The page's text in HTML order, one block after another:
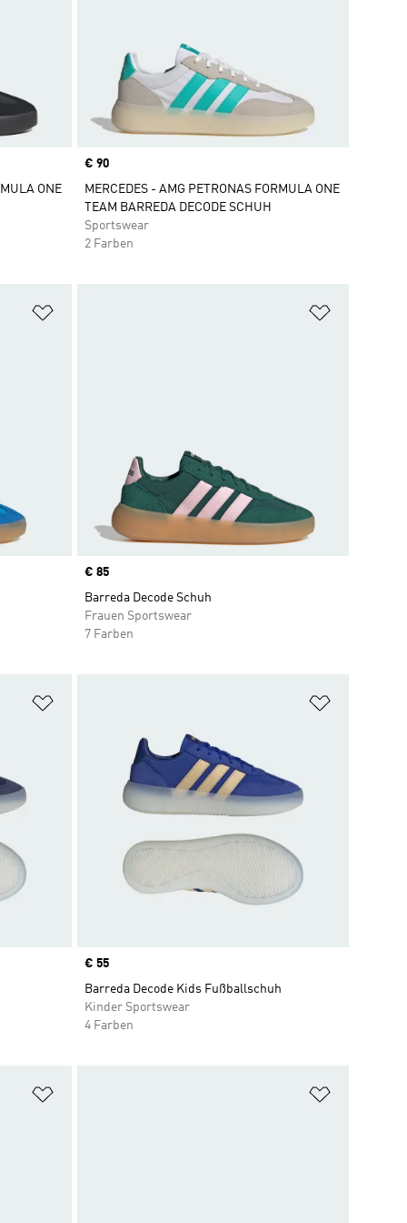
ONE
Price
€ 90
MERCEDES - AMG PETRONAS FORMULA ONE
TEAM BARREDA DECODE SCHUH
Sportswear
2 Farben
Price
€ 85
Barreda Decode Schuh
Frauen Sportswear
7 Farben
Price
€ 55
Barreda Decode Kids Fußballschuh
Kinder Sportswear
4 Farben